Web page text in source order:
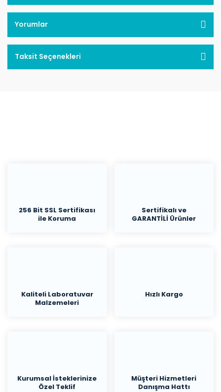
Yorumlar
Taksit Seçenekleri
256 Bit SSL Sertifikası
ile Koruma
Sertifikalı ve
GARANTİLİ Ürünler
Kaliteli Laboratuvar
Malzemeleri
Hızlı Kargo
Kurumsal İsteklerinize
Özel Teklif
Müşteri Hizmetleri
Danışma Hattı